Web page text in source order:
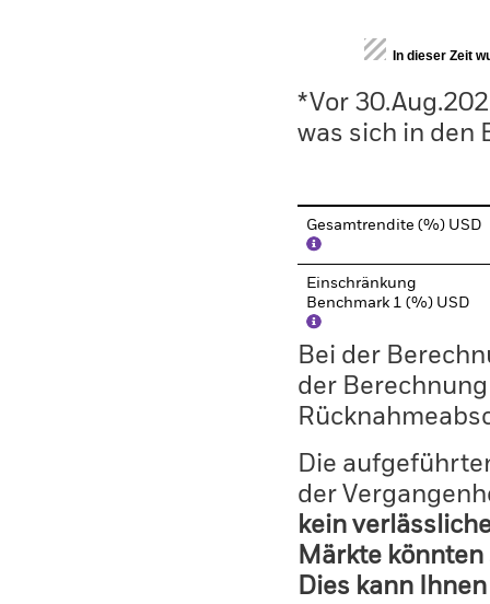
End of interactive chart.
In dieser Zeit
*Vor
was sich in den
Gesamtrendite (%) USD
Einschränkung
Benchmark 1 (%) USD
Bei der
der
Die
der
kein
Märkte
Dies kann